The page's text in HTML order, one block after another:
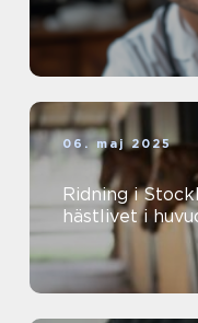
06. maj 2025
Ridning i
hästlivet i